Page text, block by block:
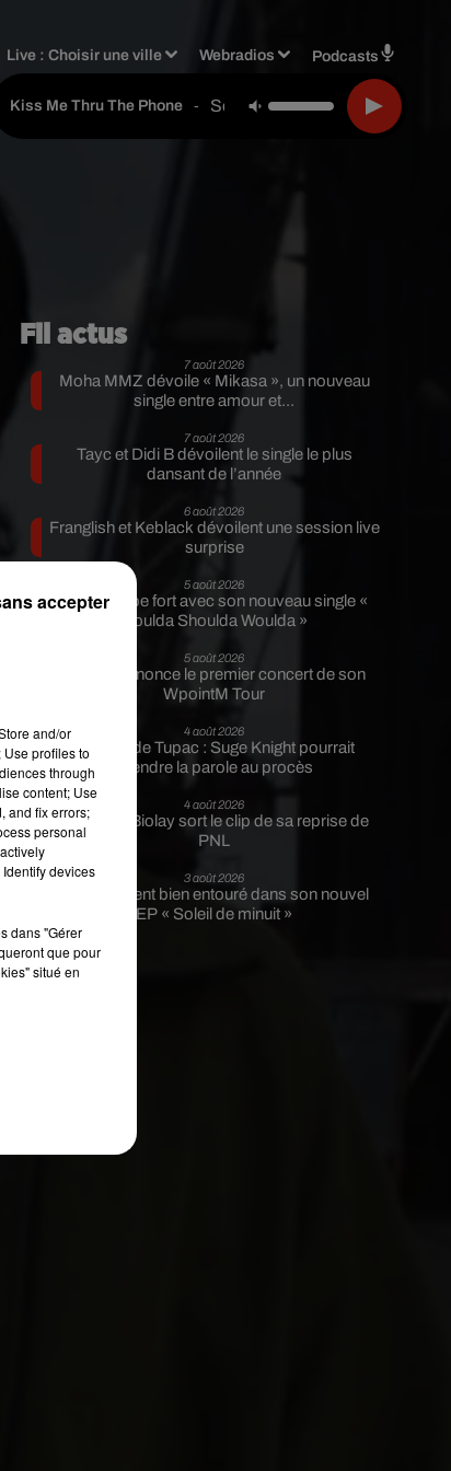
Live :Choisir une ville Webradios Podcasts
Kiss Me Thru The Phone - Soulja Boy Feat. Sammie
Fil actus
7 août 2026
Moha MMZ dévoile « Mikasa », un nouveau
single entre amour et...
7 août 2026
Tayc et Didi B dévoilent le single le plus
dansant de l’année
6 août 2026
Franglish et Keblack dévoilent une session live
surprise
5 août 2026
Russ frappe fort avec son nouveau single «
Coulda Shoulda Woulda »
5 août 2026
Tiakola annonce le premier concert de son
WpointM Tour
4 août 2026
Meurtre de Tupac : Suge Knight pourrait
prendre la parole au procès
4 août 2026
Benjamin Biolay sort le clip de sa reprise de
PNL
3 août 2026
Rim’K revient bien entouré dans son nouvel
EP « Soleil de minuit »
and/or
profiles to
through
content; Use
and fix errors;
personal
devices
dans "Gérer
que pour
situé en
accepter